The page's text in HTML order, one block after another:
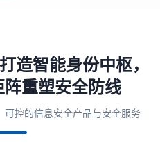
造智能身份中枢，
重塑安全防线
控的信息安全产品与安全服务